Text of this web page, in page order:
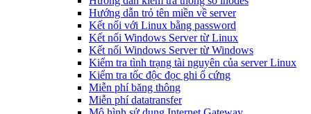
Hướng dẫn trỏ tên miền về server
Kết nối với Linux bằng password
Kết nối Windows Server từ Linux
Kết nối Windows Server từ Windows
Kiểm tra tình trạng tài nguyên của server Linux
Kiểm tra tốc độc đọc ghi ổ cứng
Miễn phí băng thông
Miễn phí datatransfer